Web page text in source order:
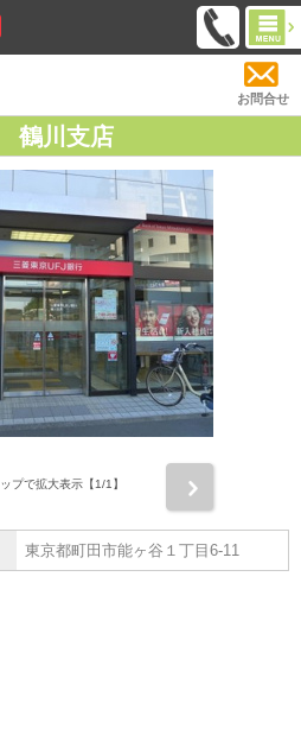
お問合せ
鶴川支店
プで拡大表示【1/1】
東京都町田市能ヶ谷１丁目6-11